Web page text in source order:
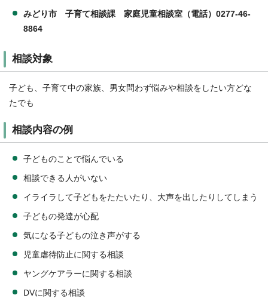
みどり市 子育て相談課 家庭児童相談室（電話）0277-46-
8864
相談対象
子ども、子育て中の家族、男女問わず悩みや相談をしたい方どな
たでも
相談内容の例
子どものことで悩んでいる
相談できる人がいない
イライラして子どもをたたいたり、大声を出したりしてしまう
子どもの発達が心配
気になる子どもの泣き声がする
児童虐待防止に関する相談
ヤングケアラーに関する相談
DVに関する相談